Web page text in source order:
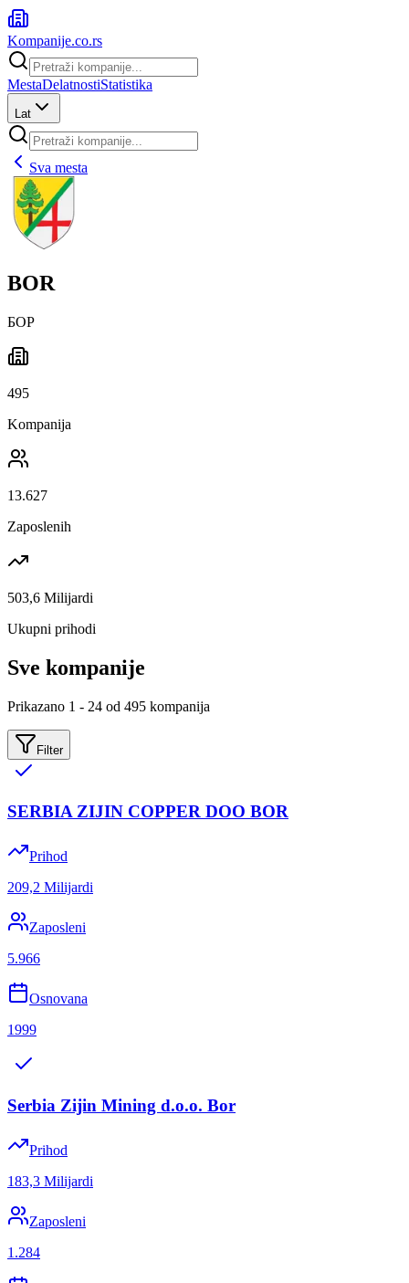
Kompanije.co.rs
MestaDelatnostiStatistika
Lat
Sva mesta
BOR
БОР
495
Kompanija
13.627
Zaposlenih
503,6 Milijardi
Ukupni prihodi
Sve kompanije
Prikazano 1 - 24 od 495 kompanija
Filter
SERBIA ZIJIN COPPER DOO BOR
Prihod
209,2 Milijardi
Zaposleni
5.966
Osnovana
1999
Serbia Zijin Mining d.o.o. Bor
Prihod
183,3 Milijardi
Zaposleni
1.284